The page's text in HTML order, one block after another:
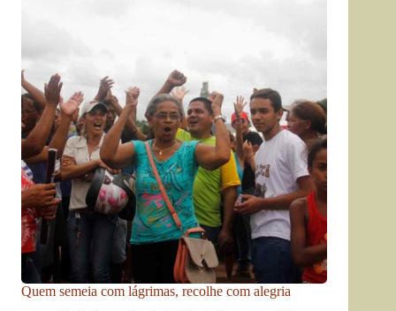
Quem semeia com lágrimas, recolhe com alegria